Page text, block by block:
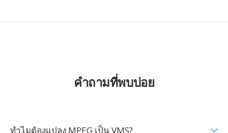
คำถามที่พบบ่อย
ทำไมต้องแปลง MPEG เป็น VMS?